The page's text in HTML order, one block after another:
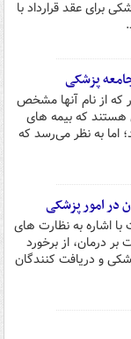
برای عقد قرارداد با
پزشکی
که از نام آنها مشخص
هستند که بیمه های
اما به نظر می‌رسد که
در امور پزشکی
اشاره به نظارت های
درمان، از برخورد
و دریافت کنندگان